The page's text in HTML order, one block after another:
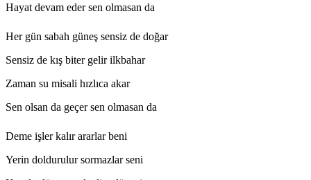
Hayat devam eder sen olmasan da
Her gün sabah güneş sensiz de doğar
Sensiz de kış biter gelir ilkbahar
Zaman su misali hızlıca akar
Sen olsan da geçer sen olmasan da
Deme işler kalır ararlar beni
Yerin doldurulur sormazlar seni